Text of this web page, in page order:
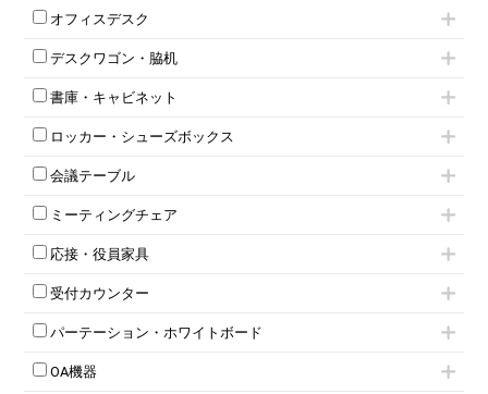
肘付きチェア
肘無しチェア
役員チェア
オフィスチェアその他
オフィスデスク
片袖机
フリーアドレスデスク（ベンチデスク）
昇降デスク
両袖机
デスクワゴン・脇机
インワゴン2段
インワゴン3段
脇机
書庫・キャビネット
ハイキャビネット
ローキャビネット
両開きキャビネット
上下連結キャビネット
軽量ラック（スチールラック）
収納家具その他
両開書庫
ラテラル書庫
ロッカー・シューズボックス
1人用ロッカー
2人用ロッカー
3人用ロッカー
5人用ロッカー
8人用ロッカー
多人数ロッカー
ダイヤル錠ロッカー
会議テーブル
ミーティングテーブル
スタッキングテーブル
ネスティングテーブル
カウンターテーブル
T字脚テーブル
会議テーブルW1200～
ミーティングチェア
キャスター付きミーティングチェア
スタッキングミーティングチェア
テーブル付きミーティングチェア
折りたたみミーティングチェア
ハイチェア
応接・役員家具
応接セット
応接ソファ
応接チェア
応接・役員家具その他
受付カウンター
ハイカウンター
ローカウンター
ラウンジカウンター
パーテーション・ホワイトボード
パーテーション
自立タイプパーテーション
OA機器